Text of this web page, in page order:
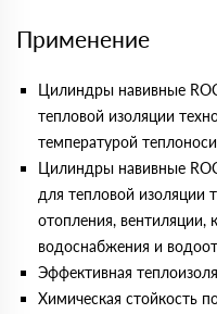
Применение
Цилиндры навивные
тепловой изоляции
температурой
Цилиндры навивные
для тепловой изоляции
отопления, вентиляции,
водоснабжения и
Эффективная
Химическая стойкость